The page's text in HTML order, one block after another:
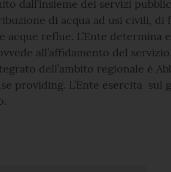
dall’insieme dei servizi
di acqua ad usi civili, di
acque reflue. L’Ente determina
all’affidamento del
dell’ambito regionale è
providing. L’Ente esercita sul